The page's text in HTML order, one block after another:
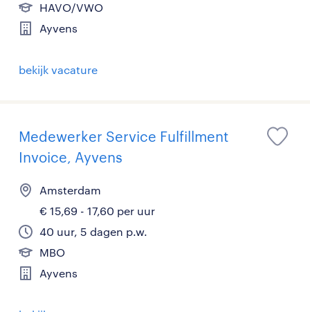
HAVO/VWO
Ayvens
bekijk vacature
Medewerker Service Fulfillment
Invoice, Ayvens
Amsterdam
€ 15,69 - 17,60 per uur
40 uur, 5 dagen p.w.
MBO
Ayvens